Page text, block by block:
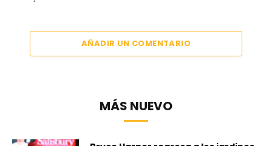
AÑADIR UN COMENTARIO
MÁS NUEVO